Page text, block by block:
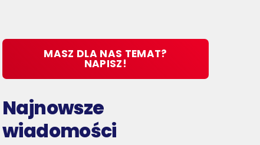
MASZ DLA NAS TEMAT?
NAPISZ!
Najnowsze
wiadomości